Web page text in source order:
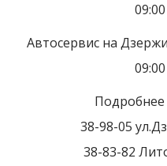
Автосервис на
38-98-05
38-83-82